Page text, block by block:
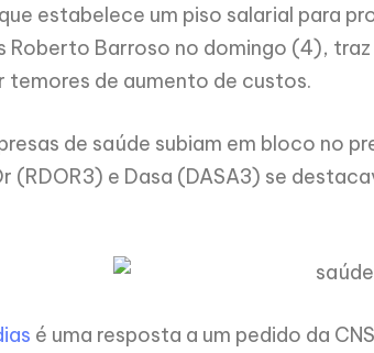
estabelece um piso salarial para
Roberto Barroso no domingo (4),
temores de aumento de custos.
de saúde subiam em bloco no
(RDOR3) e Dasa (DASA3) se
é uma resposta a um pedido da